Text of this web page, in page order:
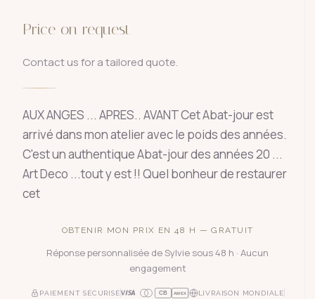
Price on request
Contact us for a tailored quote.
AUX ANGES ... APRES.. AVANT Cet Abat-jour est
arrivé dans mon atelier avec le poids des années.
C'est un authentique Abat-jour des années 20 ...
Art Deco ...tout y est !! Quel bonheur de restaurer
cet
OBTENIR MON PRIX EN 48 H — GRATUIT
Réponse personnalisée de Sylvie sous 48 h · Aucun
engagement
PAIEMENT SÉCURISÉ CB AMEX
LIVRAISON MONDIALE